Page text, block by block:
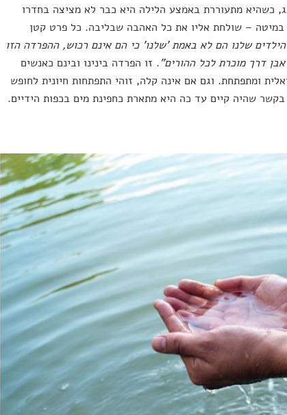
כשהיא מתעוררת באמצע הלילה היא כבר לא מציצה בחדרו
– שולחת אליו את כל האהבה שבליבה. כל פרט קטן
שלנו הם לא באמת 'שלנו' כי הם אינם רכוש, ההפרדה הזו
דרך מוכרת לכל ההורים". זו הפרדה בינינו ובינם כאנשים
ומתפתחת. וגם אם אינה קלה, זוהי התפתחות חיונית לחופש
שהיה קיים עד כה היא מתארת כחפינת מים בכפות הידיים.